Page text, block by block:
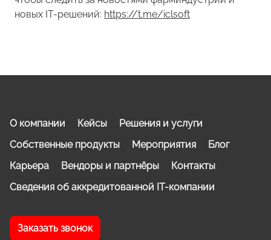
новых IT-решений: https://t.me/iclsoft
О компании Кейсы
Решения и услуги
Собственные продукты
Мероприятия
Блог
Карьера
Вендоры и партнёры
Контакты
Сведения об аккредитованной IT-компании
Заказать звонок